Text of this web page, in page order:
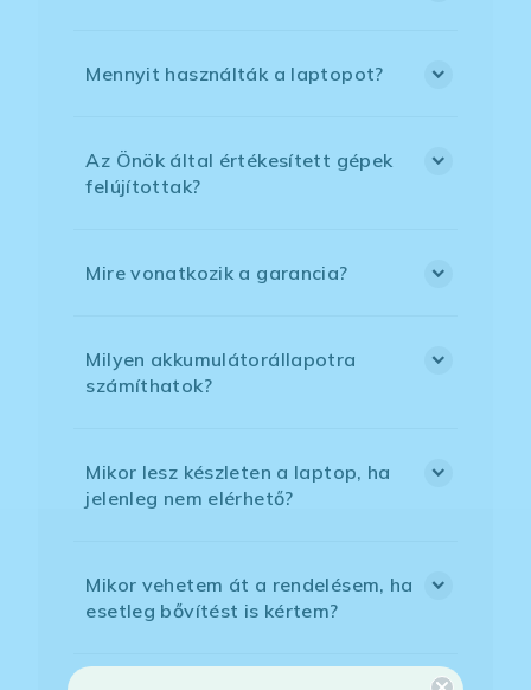
Mennyit használták a laptopot?
Az Önök által értékesített gépek
felújítottak?
Mire vonatkozik a garancia?
Milyen akkumulátorállapotra
számíthatok?
Mikor lesz készleten a laptop, ha
jelenleg nem elérhető?
Mikor vehetem át a rendelésem, ha
esetleg bővítést is kértem?